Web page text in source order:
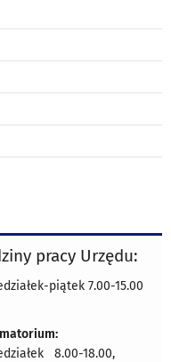
pracy Urzędu:
piątek 7.00-15.00
8.00-18.00,